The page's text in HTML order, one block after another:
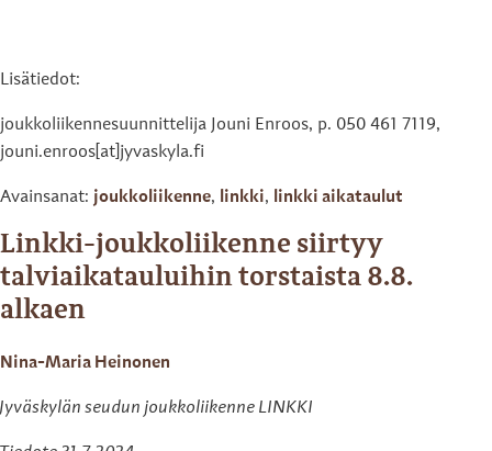
Lisätiedot:
joukkoliikennesuunnittelija Jouni Enroos, p. 050 461 7119,
jouni.enroos[at]jyvaskyla.fi
Avainsanat: joukkoliikenne, linkki, linkki aikataulut
Linkki-joukkoliikenne siirtyy
talviaikatauluihin torstaista 8.8.
alkaen
Nina-Maria Heinonen
Jyväskylän seudun joukkoliikenne LINKKI